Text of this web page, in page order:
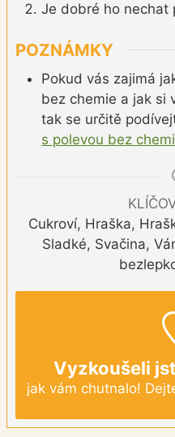
Je dobré ho nechat
POZNÁMKY
Pokud vás zajimá
bez chemie a jak si
tak se určitě
s polevou bez
Cukroví, Hraška,
Sladké, Svačina,
Vyzkoušeli
jak vám chutnalo!